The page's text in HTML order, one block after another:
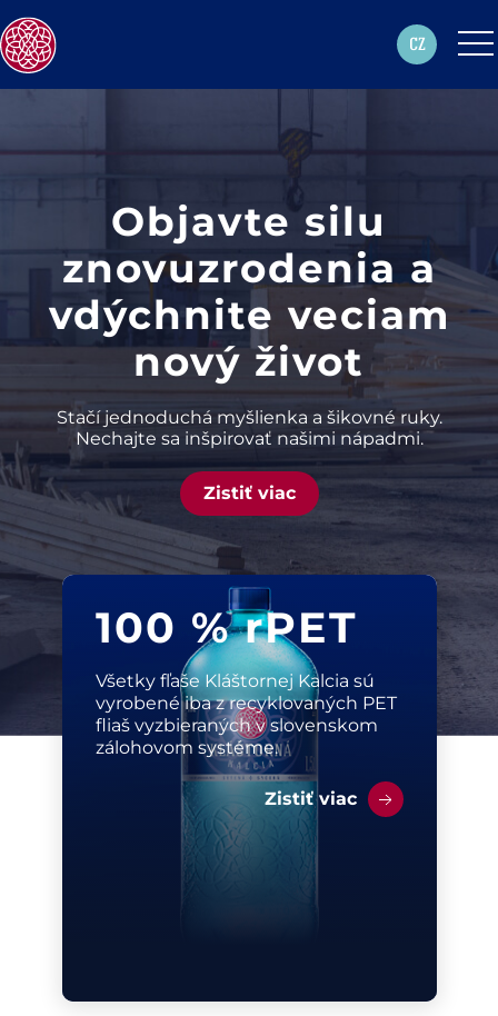
CZ
Objavte silu
znovuzrodenia a
vdýchnite veciam
nový život
Stačí jednoduchá myšlienka a šikovné ruky.
Nechajte sa inšpirovať našimi nápadmi.
Zistiť viac
100 % rPET
Všetky fľaše Kláštornej Kalcia sú
vyrobené iba z recyklovaných PET
fliaš vyzbieraných v slovenskom
zálohovom systéme.
Zistiť viac